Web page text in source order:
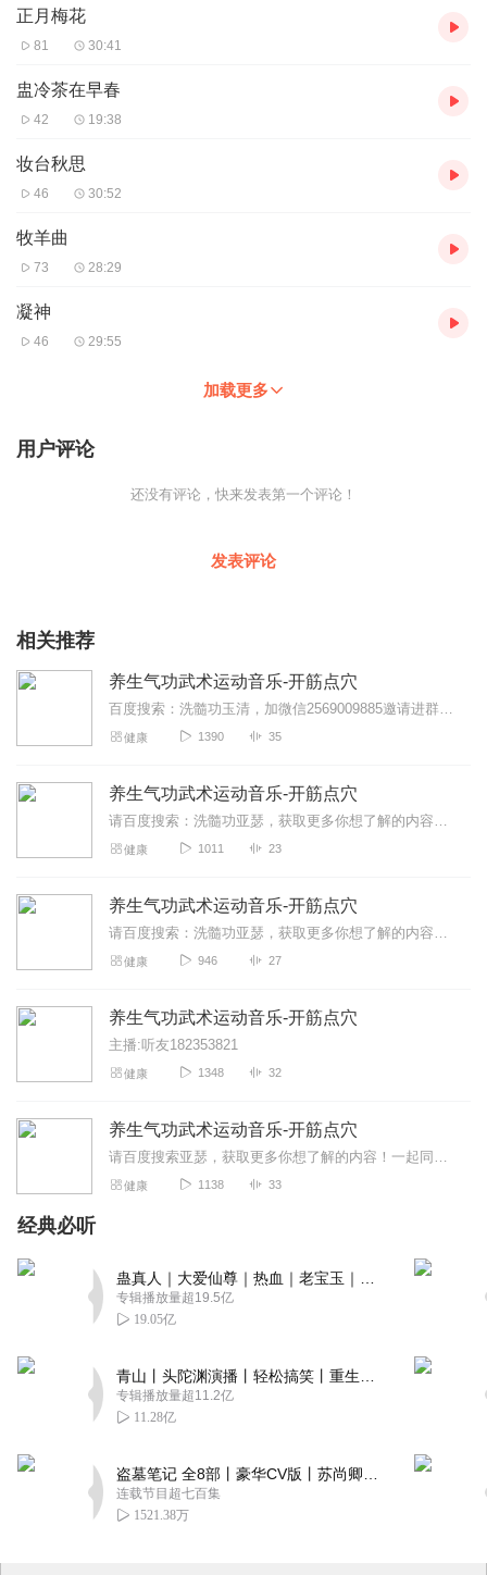
七点半公开课实时直播，开课前我会提前邀请你进直播间学习。不
正月梅花
81 30:41
盅冷茶在早春
42 19:38
妆台秋思
46 30:52
牧羊曲
73 28:29
凝神
46 29:55
加载更多
用户评论
还没有评论，快来发表第一个评论！
发表评论
相关推荐
养生气功武术运动音乐-开筋点穴
百度搜索：洗髓功玉清，加微信2569009885邀请进群学习，发送视频资料，免费咨询洗髓功修炼方法洗髓功是一套系统的运动养生方法，通过开筋点穴，站桩，吐纳，在配...
健康 1390 35
养生气功武术运动音乐-开筋点穴
请百度搜索：洗髓功亚瑟，获取更多你想了解的内容！一起同修炼，共传承！洗髓功是一套系统的运动养生方法，通过开筋点穴，站桩，吐纳，在配合垂吊补充肾气，拍打行气布功，...
健康 1011 23
养生气功武术运动音乐-开筋点穴
请百度搜索：洗髓功亚瑟，获取更多你想了解的内容！一起同修炼，共传承！洗髓功是一套系统的运动养生方法，通过开筋点穴，站桩，吐纳，在配合垂吊补充肾气，拍打行气布功，...
健康 946 27
养生气功武术运动音乐-开筋点穴
主播:听友182353821
健康 1348 32
养生气功武术运动音乐-开筋点穴
请百度搜索亚瑟，获取更多你想了解的内容！一起同修炼，共传承！洗髓功是一套系统的运动养生方法，通过开筋点穴，站桩，吐纳，在配合垂吊补充肾气，拍打行气布功，静坐回...
健康 1138 33
经典必听
专辑播放量超19.5亿
19.05亿
专辑播放量超11.2亿
11.28亿
连载节目超七百集
1521.38万